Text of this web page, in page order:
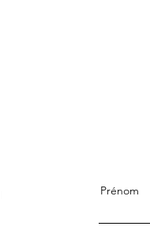
Prénom